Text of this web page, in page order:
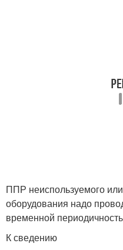
ППР неиспользуемого
оборудования надо
временной
К сведению